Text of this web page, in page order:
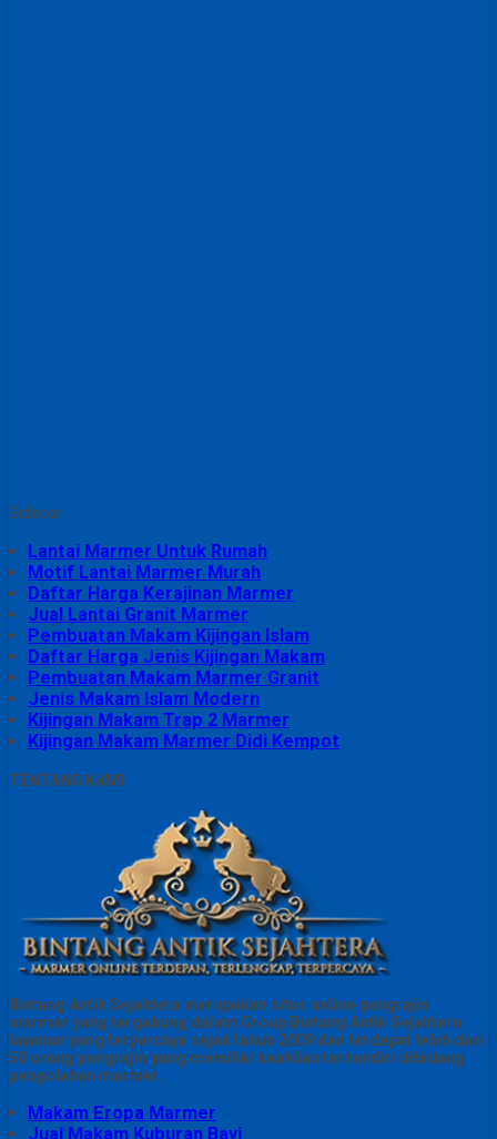
Sidebar
Lantai Marmer Untuk Rumah
Motif Lantai Marmer Murah
Daftar Harga Kerajinan Marmer
Jual Lantai Granit Marmer
Pembuatan Makam Kijingan Islam
Daftar Harga Jenis Kijingan Makam
Pembuatan Makam Marmer Granit
Jenis Makam Islam Modern
Kijingan Makam Trap 2 Marmer
Kijingan Makam Marmer Didi Kempot
TENTANG KAMI
Bintang Antik Sejahtera merupakan situs online pengrajin
marmer yang tergabung dalam Group Bintang Antik Sejahtera
layanan yang terpercaya sejak tahun 2009 dan terdapat lebih dari
50 orang pengrajin yang memiliki keahlian tersendiri dibidang
pengolahan marmer.
Makam Eropa Marmer
Jual Makam Kuburan Bayi